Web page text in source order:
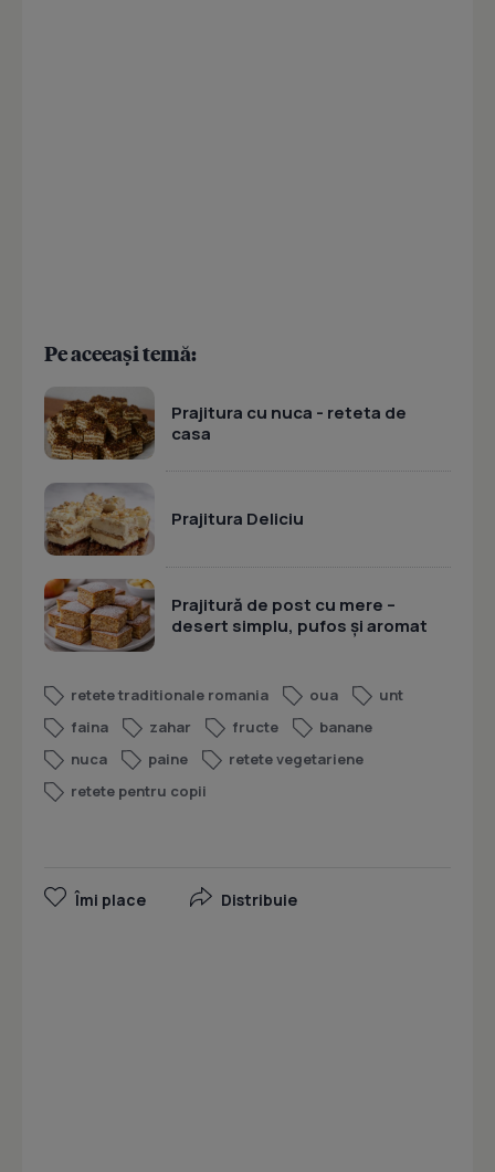
Pe aceeași temă:
Prajitura cu nuca - reteta de
casa
Prajitura Deliciu
Prajitură de post cu mere –
desert simplu, pufos și aromat
retete traditionale romania oua
unt
faina
zahar fructe
banane
nuca
paine
retete vegetariene
retete pentru copii
Îmi place Distribuie